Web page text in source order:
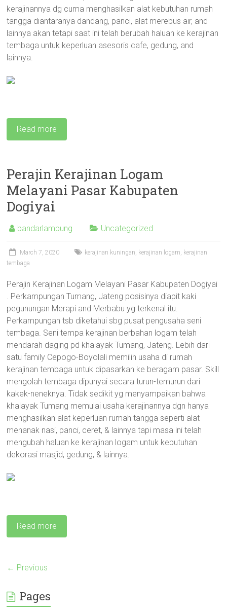
kerajinannya dg cuma menghasilkan alat kebutuhan rumah
tangga diantaranya dandang, panci, alat merebus air, and
lainnya akan tetapi saat ini telah berubah haluan ke kerajinan
tembaga untuk keperluan asesoris cafe, gedung, and
lainnya.
Read more
Perajin Kerajinan Logam
Melayani Pasar Kabupaten
Dogiyai
bandarlampung Uncategorized
March 7, 2020 kerajinan kuningan, kerajinan logam, kerajinan
tembaga
Perajin Kerajinan Logam Melayani Pasar Kabupaten Dogiyai
. Perkampungan Tumang, Jateng posisinya diapit kaki
pegunungan Merapi and Merbabu yg terkenal itu.
Perkampungan tsb diketahui sbg pusat pengusaha seni
tembaga. Seni tempa kerajinan berbahan logam telah
mendarah daging pd khalayak Tumang, Jateng. Lebih dari
satu family Cepogo-Boyolali memilih usaha di rumah
kerajinan tembaga untuk dipasarkan ke beragam pasar. Skill
mengolah tembaga dipunyai secara turun-temurun dari
kakek-neneknya. Tidak sedikit yg menyampaikan bahwa
khalayak Tumang memulai usaha kerajinannya dgn hanya
menghasilkan alat keperluan rumah tangga seperti alat
menanak nasi, panci, ceret, & lainnya tapi masa ini telah
mengubah haluan ke kerajinan logam untuk kebutuhan
dekorasi masjid, gedung, & lainnya.
Read more
← Previous
Pages